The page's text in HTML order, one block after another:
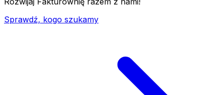
Sprawdź, kogo szukamy